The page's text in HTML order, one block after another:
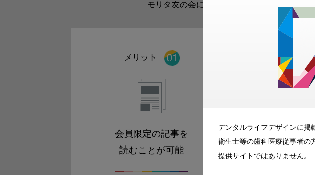
デンタルライフデザインに掲
衛生士等の歯科医療従事者の
提供サイトではありません。
モリタ友の会に登録いただくと、デンタルラ
メリット
会員限定の記事を
読むことが可能
メー